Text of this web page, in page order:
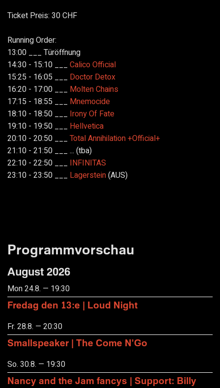
Ticket Preis: 30 CHF
Running Order:
13:00 ___ Türöffnung
14:30 - 15:10 ___ Calico Official
15:25 - 16:05 ___ Doctor Detox
16:20 - 17:00 ___ Molten Chains
17:15 - 18:55 ___ Mnemocide
18:10 - 18:50 ___ Irony Of Fate
19:10 - 19:50 ___ Hellvetica
20:10 - 20:50 ___ Total Annihilation +Official+
21:10 - 21:50 ___ ... (tba)
22:10 - 22:50 ___ INFINITAS
23:10 - 23:50 ___ Lagerstein(AUS)
Programmvorschau
August 2026
Mon 24.8. — 19:30
Fredag den 13:e | Loud Night
Fr. 28.8. — 20:30
Smallspeaker | The Come N'Go
So. 30.8. — 19:30
Nancy and the Jam fancys | Support: Billy